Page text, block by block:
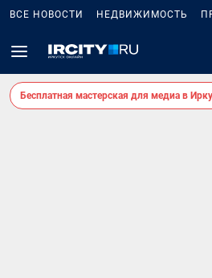
ВСЕ НОВОСТИ НЕДВИЖИМОСТЬ
Бесплатная мастерская для медиа в